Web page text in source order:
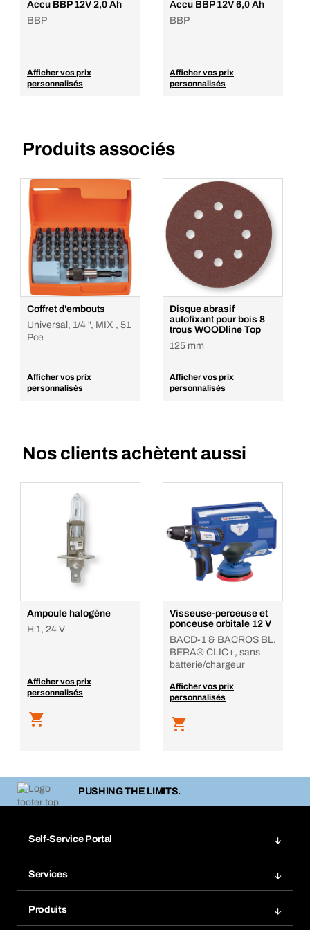
Ajouter au panier
Accu BBP 12V 2,0 Ah
BBP
Afficher vos prix
personnalisés
Accu BBP 12V 6,0 Ah
BBP
Afficher vos prix
personnalisés
Produits associés
Coffret d'embouts
Universal, 1/4 ", MIX , 51
Pce
Afficher vos prix
personnalisés
Disque abrasif
autofixant pour bois 8
trous WOODline Top
125 mm
Afficher vos prix
personnalisés
Nos clients achètent aussi
Ampoule halogène
H 1, 24 V
Afficher vos prix
personnalisés
Visseuse-perceuse et
ponceuse orbitale 12 V
BACD-1 & BACROS BL,
BERA® CLIC+, sans
batterie/chargeur
Afficher vos prix
personnalisés
PUSHING THE LIMITS.
Self-Service Portal
Favoris
Services
Produits